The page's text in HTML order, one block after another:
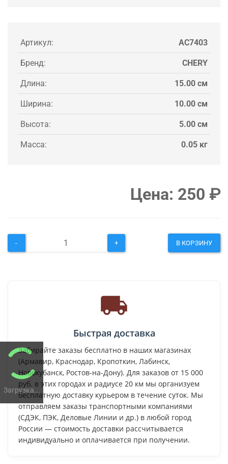
Загрузка...
Артикул: AC7403
Бренд: CHERY
Длина: 15.00 см
Ширина: 10.00 см
Высота: 5.00 см
Масса: 0.05 кг
Цена: 250 ₽
- + В КОРЗИНУ
Быстрая доставка
Забирайте заказы бесплатно в наших магазинах
(Армавир, Краснодар, Кропоткин, Лабинск,
Новокубанск, Ростов-на-Дону). Для заказов от 15 000
руб. в этих городах и радиусе 20 км мы организуем
бесплатную доставку курьером в течение суток. Мы
отправляем заказы транспортными компаниями
(СДЭК, ПЭК, Деловые Линии и др.) в любой город
России — стоимость доставки рассчитывается
индивидуально и оплачивается при получении.